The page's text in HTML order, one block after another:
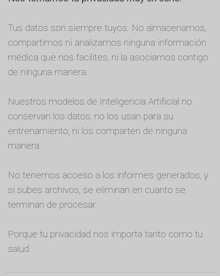
Tus datos son siempre tuyos. No almacenamos,
compartimos ni analizamos ninguna información
médica que nos facilites, ni la asociamos contigo
de ninguna manera.
Nuestros modelos de Inteligencia Artificial no
conservan los datos, no los usan para su
entrenamiento, ni los comparten de ninguna
manera.
No tenemos acceso a los informes generados, y
si subes archivos, se eliminan en cuanto se
terminan de procesar.
Porque tu privacidad nos importa tanto como tu
salud.